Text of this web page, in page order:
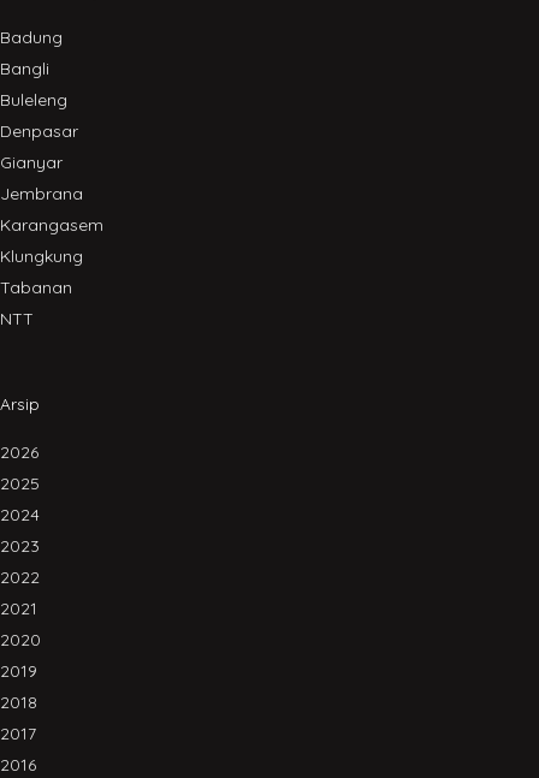
Badung
Bangli
Buleleng
Denpasar
Gianyar
Jembrana
Karangasem
Klungkung
Tabanan
NTT
Arsip
2026
2025
2024
2023
2022
2021
2020
2019
2018
2017
2016